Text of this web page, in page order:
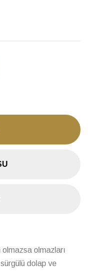
olmazları
dolap ve